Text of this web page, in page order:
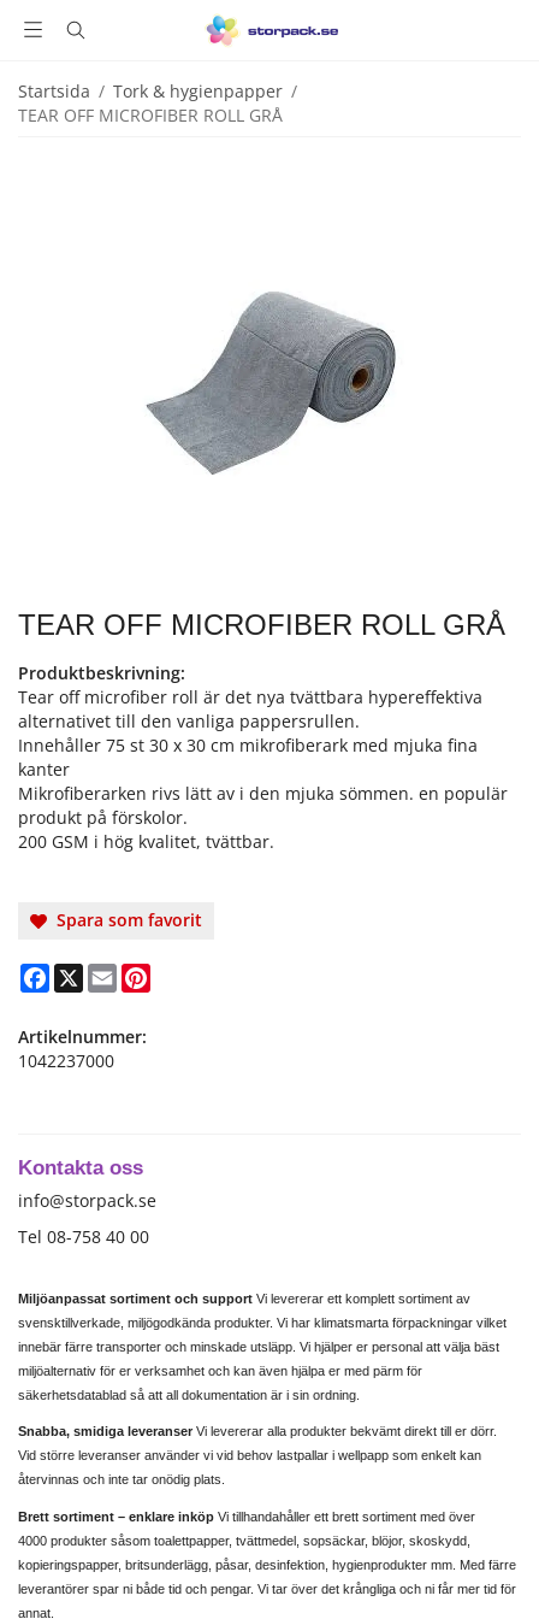
Startsida / Tork & hygienpapper /
TEAR OFF MICROFIBER ROLL GRÅ
TEAR OFF MICROFIBER ROLL GRÅ
Produktbeskrivning:
Tear off microfiber roll är det nya tvättbara hypereffektiva
alternativet till den vanliga pappersrullen.
Innehåller 75 st 30 x 30 cm mikrofiberark med mjuka fina
kanter
Mikrofiberarken rivs lätt av i den mjuka sömmen. en populär
produkt på förskolor.
200 GSM i hög kvalitet, tvättbar.
Spara som favorit
Facebook
X Email
Artikelnummer:
1042237000
Kontakta oss
info@storpack.se
Tel 08-758 40 00
Miljöanpassat sortiment och support Vi levererar ett komplett sortiment av
svensktillverkade, miljögodkända produkter. Vi har klimatsmarta förpackningar vilket
innebär färre transporter och minskade utsläpp. Vi hjälper er personal att välja bäst
miljöalternativ för er verksamhet och kan även hjälpa er med pärm för
säkerhetsdatablad så att all dokumentation är i sin ordning.
Snabba, smidiga leveranser Vi levererar alla produkter bekvämt direkt till er dörr.
Vid större leveranser använder vi vid behov lastpallar i wellpapp som enkelt kan
återvinnas och inte tar onödig plats.
Brett sortiment – enklare inköp Vi tillhandahåller ett brett sortiment med över
4000 produkter såsom toalettpapper, tvättmedel, sopsäckar, blöjor, skoskydd,
kopieringspapper, britsunderlägg, påsar, desinfektion, hygienprodukter mm. Med färre
leverantörer spar ni både tid och pengar. Vi tar över det krångliga och ni får mer tid för
annat.